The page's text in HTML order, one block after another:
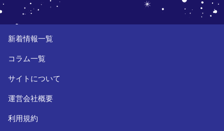
新着情報一覧
コラム一覧
サイトについて
運営会社概要
利用規約